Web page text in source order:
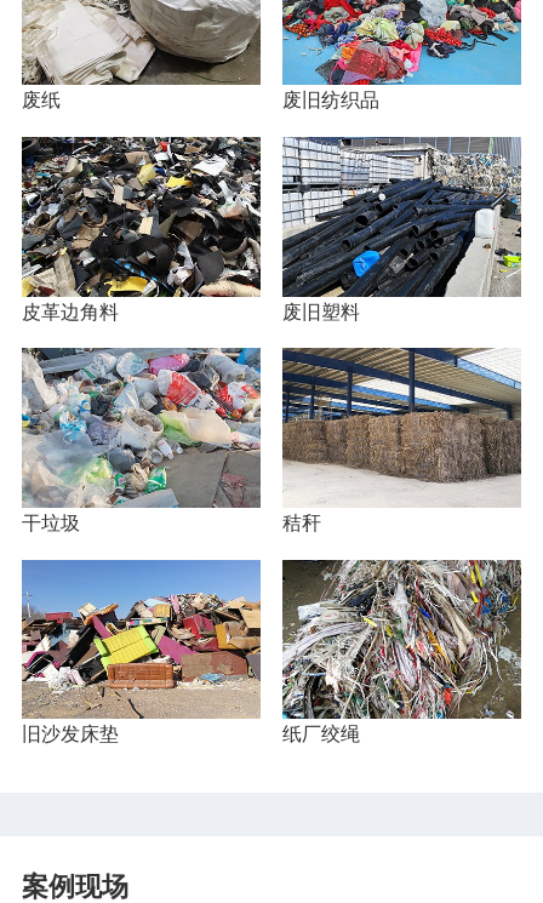
废纸 废旧纺织品
皮革边角料 废旧塑料
干垃圾 秸秆
旧沙发床垫 纸厂绞绳
案例现场